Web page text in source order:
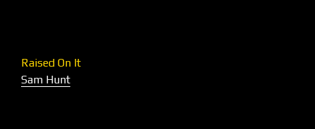
Raised On It
Sam Hunt